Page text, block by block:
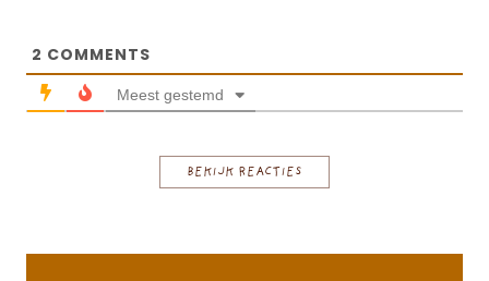
2 COMMENTS
Meest gestemd
BEKIJK REACTIES